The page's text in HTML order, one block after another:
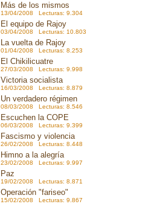
Más de los mismos
13/04/2008 Lecturas: 9.304
El equipo de Rajoy
03/04/2008 Lecturas: 10.803
La vuelta de Rajoy
01/04/2008 Lecturas: 8.253
El Chikilicuatre
27/03/2008 Lecturas: 9.998
Victoria socialista
16/03/2008 Lecturas: 8.879
Un verdadero régimen
08/03/2008 Lecturas: 8.546
Escuchen la COPE
06/03/2008 Lecturas: 9.399
Fascismo y violencia
26/02/2008 Lecturas: 8.448
Himno a la alegría
23/02/2008 Lecturas: 9.997
Paz
19/02/2008 Lecturas: 8.871
Operación "fariseo"
15/02/2008 Lecturas: 9.867